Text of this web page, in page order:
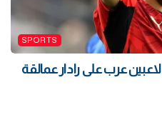
SPORTS
من سيكون الصفقة الأغلى؟ 5 لاعبين عرب على رادار عمالقة